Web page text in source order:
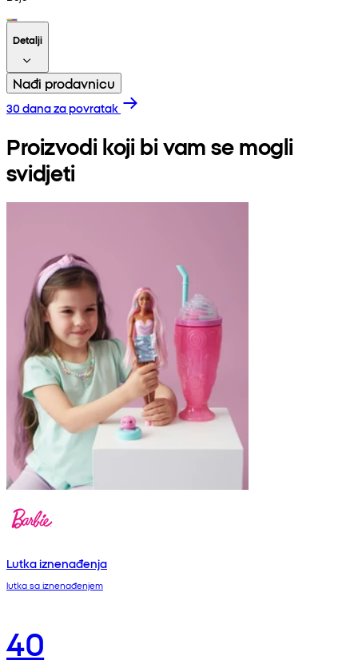
Detalji
Nađi prodavnicu
30 dana za povratak
Proizvodi koji bi vam se mogli
svidjeti
Lutka iznenađenja
lutka sa iznenađenjem
40